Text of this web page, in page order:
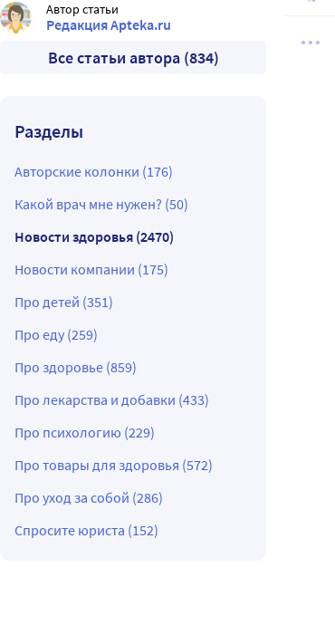
Автор статьи
Редакция Apteka.ru
Все статьи автора (834)
Разделы
Авторские колонки (176)
Какой врач мне нужен? (50)
Новости здоровья (2470)
Новости компании (175)
Про детей (351)
Про еду (259)
Про здоровье (859)
Про лекарства и добавки (433)
Про психологию (229)
Про товары для здоровья (572)
Про уход за собой (286)
Спросите юриста (152)